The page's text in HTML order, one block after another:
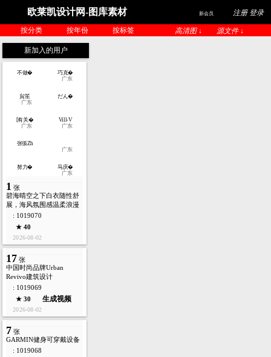
欧莱凯设计网-图库素材 新会员 注册 登录
按分类 按年份 按标签 高清图 ↓ 源文件 ↓
新加入的用户
不做�
巧克�
广东
貟笙
广东
だん�
[有关�
广东
Vill-V
广东
张張Zh
广东
努力�
马庆�
广东
1 张
碧海晴空之下白衣随性舒
展，海风氛围感温柔浪漫
: 1019070
★ 40
2026-08-02
17 张
中国时尚品牌Urban
Revivo建筑设计
: 1019069
★ 30
生成视频
2026-08-02
7 张
GARMIN健身可穿戴设备
: 1019068